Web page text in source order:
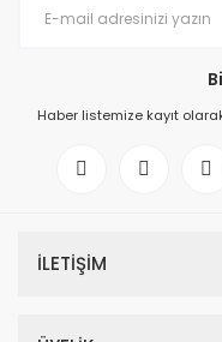
Haber listemize kayıt
İLETİŞİM